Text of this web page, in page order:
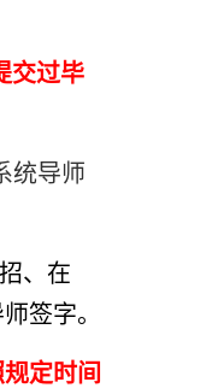
交过毕
统导师
、在
签字。
定时间